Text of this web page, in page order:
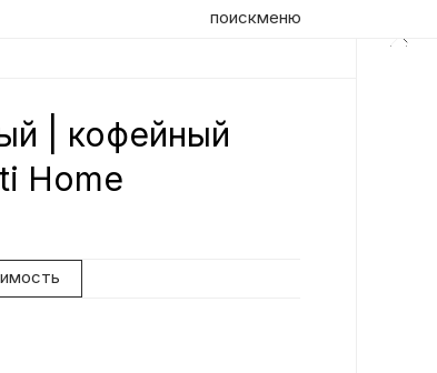
поискменю
| кофейный
Home